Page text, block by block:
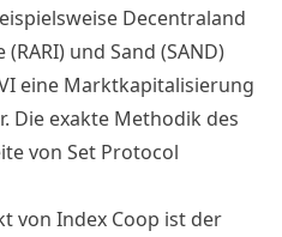
Decentraland
(RARI) und Sand (SAND)
eine Marktkapitalisierung
Die exakte Methodik des
von Set Protocol
von Index Coop ist der